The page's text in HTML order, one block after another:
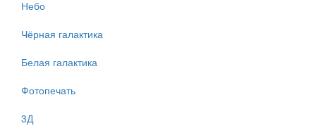
Небо
Чёрная галактика
Белая галактика
Фотопечать
3Д